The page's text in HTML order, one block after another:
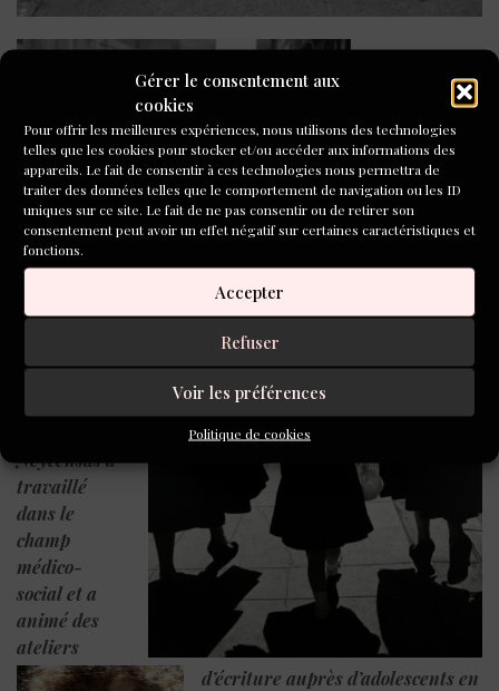
Gérer le consentement aux
cookies
Pour offrir les meilleures expériences, nous utilisons des technologies
telles que les cookies pour stocker et/ou accéder aux informations des
appareils. Le fait de consentir à ces technologies nous permettra de
traiter des données telles que le comportement de navigation ou les ID
uniques sur ce site. Le fait de ne pas consentir ou de retirer son
consentement peut avoir un effet négatif sur certaines caractéristiques et
fonctions.
Accepter
Refuser
Voir les préférences
Politique de cookies
Neycensas a
travaillé
dans le
champ
médico-
social et a
animé des
ateliers
d’écriture auprès d’adolescents en